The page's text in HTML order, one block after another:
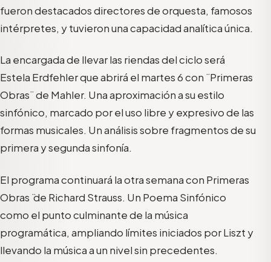
fueron destacados directores de orquesta, famosos
intérpretes, y tuvieron una capacidad analítica única.
La encargada de llevar las riendas del ciclo será
Estela Erdfehler que abrirá el martes 6 con ¨Primeras
Obras¨ de Mahler. Una aproximación a su estilo
sinfónico, marcado por el uso libre y expresivo de las
formas musicales. Un análisis sobre fragmentos de su
primera y segunda sinfonía.
El programa continuará la otra semana con ̈Primeras
Obras ̈ de Richard Strauss. Un Poema Sinfónico
como el punto culminante de la música
programática, ampliando límites iniciados por Liszt y
llevando la música a un nivel sin precedentes.